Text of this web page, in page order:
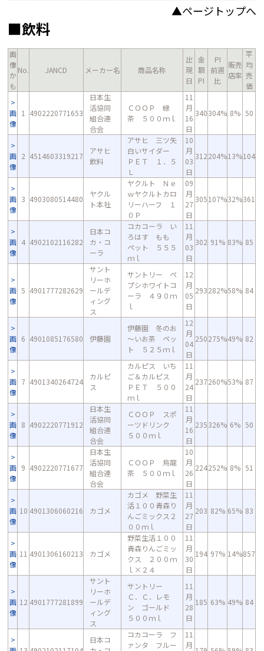
▲ページトップへ
■飲料
画
像
か
も
No. JANCD メーカー名 商品名称
出
現
日
金
額
PI
PI
前週
比
販売
店率
平
均
売
価
画
像
1 4902220771653
日本生
活協同
組合連
合会
ＣＯＯＰ 緑
茶 ５００ｍｌ
11
月
16
日
340304% 8% 50
画
像
2 4514603319217
アサヒ
飲料
アサヒ 三ツ矢
白いサイダー
ＰＥＴ １．５
Ｌ
10
月
03
日
312204%13%104
画
像
3 4903080514480
ヤクル
ト本社
ヤクルト Ｎｅ
ｗヤクルトカロ
リーハーフ １
０Ｐ
09
月
27
日
305107%32%361
画
像
4 4902102116282
日本コ
カ・コ
ーラ
コカコーラ い
ろはす もも
ペット ５５５
ｍｌ
11
月
03
日
302 91% 83% 85
画
像
5 4901777282629
サント
リーホ
ールデ
ィング
ス
サントリー ペ
プシホワイトコ
ーラ ４９０ｍ
ｌ
12
月
05
日
293282%58% 84
画
像
6 4901085176580 伊藤園
伊藤園 冬のお
～いお茶 ペッ
ト ５２５ｍｌ
12
月
04
日
250275%49% 82
画
像
7 4901340264724
カルピ
ス
カルピス いち
ご＆カルピス
ＰＥＴ ５００
ｍｌ
11
月
24
日
237260%53% 87
画
像
8 4902220771912
日本生
活協同
組合連
合会
ＣＯＯＰ スポ
ーツドリンク
５００ｍｌ
11
月
16
日
235326% 6% 50
画
像
9 4902220771677
日本生
活協同
組合連
合会
ＣＯＯＰ 烏龍
茶 ５００ｍｌ
10
月
26
日
224252% 8% 51
画
像
10 4901306060216 カゴメ
カゴメ 野菜生
活１００青森り
んごミックス２
００ｍｌ
11
月
27
日
203 82% 65% 83
画
像
11 4901306160213 カゴメ
野菜生活１００
青森りんごミッ
クス ２００ｍ
ｌ×２４
11
月
30
日
194 97% 14%857
画
像
12 4901777281899
サント
リーホ
ールデ
ィング
ス
サントリー
Ｃ．Ｃ．レモ
ン ゴールド
５００ｍｌ
11
月
28
日
185 63% 49% 84
日本コ
コカコーラ フ
ァンタ フルー
11
月